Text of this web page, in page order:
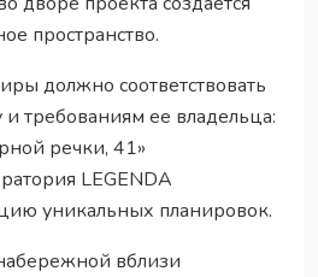
пространство.
должно соответствовать
и требованиям ее владельца:
речки, 41»
LEGENDA
уникальных планировок.
вблизи